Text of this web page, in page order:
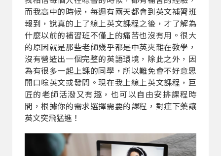
而我高中的時候，每週有兩天都會到英文補習班
報到，說真的上了線上英文課程之後，才了解為
什麼以前的補習班不僅上的痛苦也沒有用。很大
的原因就是那些老師幾乎都是中英夾雜在教學，
沒有營造出一個完整的英語環境，除此之外，因
為有很多一起上課的同學，所以難免會不好意思
開口唸英文或發問。現在我上線上英文課程，巨
匠的老師活潑又有趣，也可以自由安排課程時
間，根據你的需求選擇需要的課程，對症下藥讓
英文突飛猛進！